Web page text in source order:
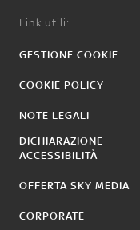
Link utili:
GESTIONE COOKIE
COOKIE POLICY
NOTE LEGALI
DICHIARAZIONE
ACCESSIBILITÀ
OFFERTA SKY MEDIA
CORPORATE